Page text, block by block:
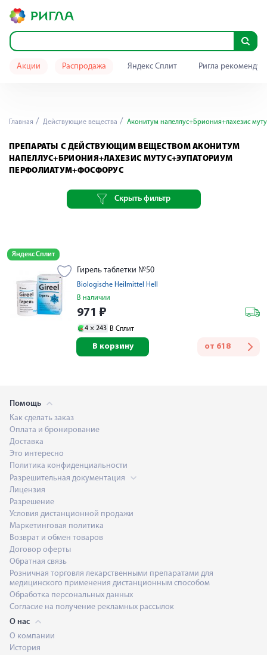
Акции Распродажа Яндекс Сплит Ригла
Главная Действующие вещества Аконитум напеллус+Бриония+лахезис
ПРЕПАРАТЫ С ДЕЙСТВУЮЩИМ ВЕЩЕСТВОМ АКОНИТУМ
НАПЕЛЛУС+БРИОНИЯ+ЛАХЕЗИС МУТУС+ЭУПАТОРИУМ
ПЕРФОЛИАТУМ+ФОСФОРУС
Скрыть фильтр
Яндекс Сплит
Гирель таблетки №50
Biologische Heilmittel Hell
В наличии
971 ₽
4 × 243 В Сплит
от 618
В корзину
Помощь
Как сделать заказ
Оплата и бронирование
Доставка
Это интересно
Политика конфиденциальности
Разрешительная документация
Лицензия
Разрешение
Условия дистанционной продажи
Маркетинговая политика
Возврат и обмен товаров
Договор оферты
Обратная связь
Розничная торговля лекарственными препаратами для
медицинского применения дистанционным способом
Обработка персональных данных
Согласие на получение рекламных рассылок
О нас
О компании
История